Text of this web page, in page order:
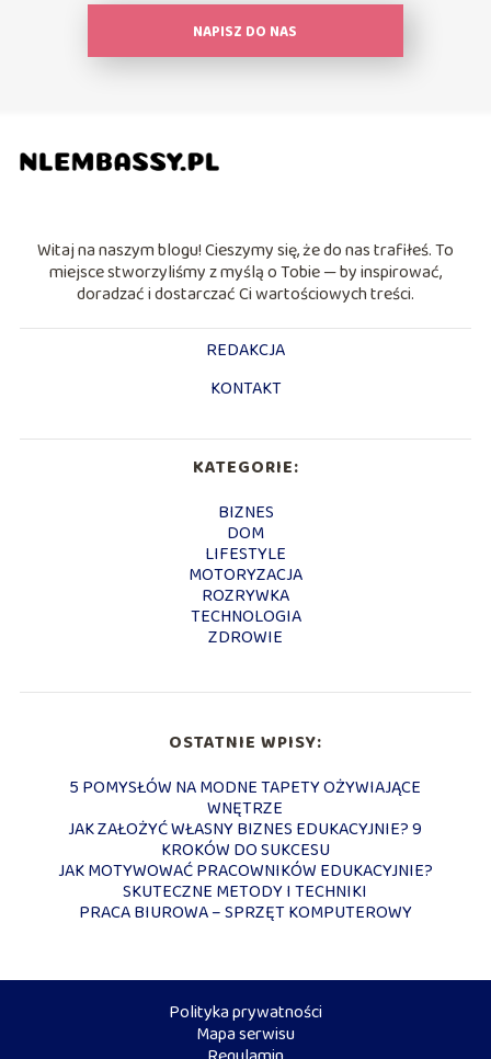
NAPISZ DO NAS
Witaj na naszym blogu! Cieszymy się, że do nas trafiłeś. To
miejsce stworzyliśmy z myślą o Tobie — by inspirować,
doradzać i dostarczać Ci wartościowych treści.
REDAKCJA
KONTAKT
KATEGORIE:
BIZNES
DOM
LIFESTYLE
MOTORYZACJA
ROZRYWKA
TECHNOLOGIA
ZDROWIE
OSTATNIE WPISY:
5 POMYSŁÓW NA MODNE TAPETY OŻYWIAJĄCE
WNĘTRZE
JAK ZAŁOŻYĆ WŁASNY BIZNES EDUKACYJNIE? 9
KROKÓW DO SUKCESU
JAK MOTYWOWAĆ PRACOWNIKÓW EDUKACYJNIE?
SKUTECZNE METODY I TECHNIKI
PRACA BIUROWA – SPRZĘT KOMPUTEROWY
Polityka prywatności
Mapa serwisu